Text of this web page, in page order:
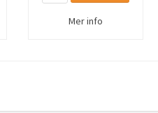
Mer info